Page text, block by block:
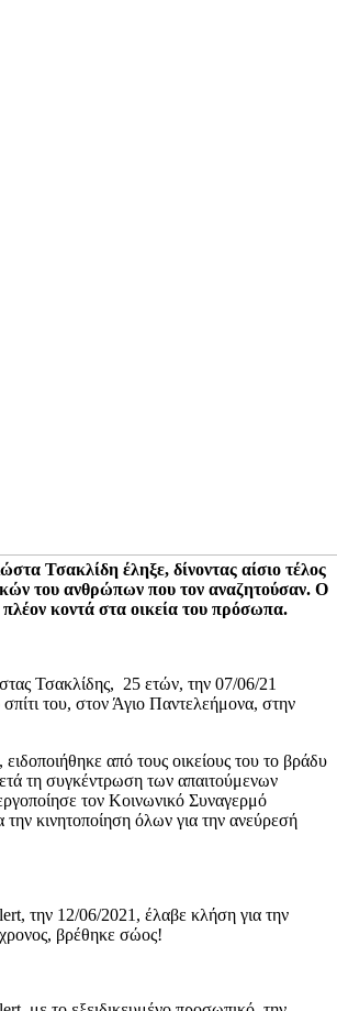
Τσακλίδη έληξε, δίνοντας αίσιο τέλος
του ανθρώπων που τον αναζητούσαν. Ο
κοντά στα οικεία του πρόσωπα.
Τσακλίδης, 25 ετών, την 07/06/21
του, στον Άγιο Παντελεήμονα, στην
από τους οικείους του το βράδυ
τη συγκέντρωση των απαιτούμενων
τον Κοινωνικό Συναγερμό
κινητοποίηση όλων για την ανεύρεσή
την 12/06/2021, έλαβε κλήση για την
βρέθηκε σώος!